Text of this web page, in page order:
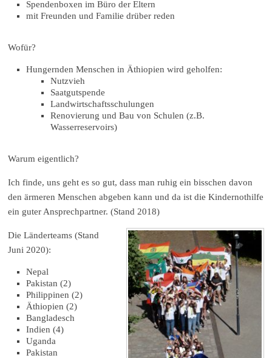
Spendenboxen im Büro der Eltern
mit Freunden und Familie drüber reden
Wofür?
Hungernden Menschen in Äthiopien wird geholfen:
Nutzvieh
Saatgutspende
Landwirtschaftsschulungen
Renovierung und Bau von Schulen (z.B.
Wasserreservoirs)
Warum eigentlich?
Ich finde, uns geht es so gut, dass man ruhig ein bisschen davon
den ärmeren Menschen abgeben kann und da ist die Kindernothilfe
ein guter Ansprechpartner. (Stand 2018)
Die Länderteams (Stand
Juni 2020):
Nepal
Pakistan (2)
Philippinen (2)
Äthiopien (2)
Bangladesch
Indien (4)
Uganda
Pakistan